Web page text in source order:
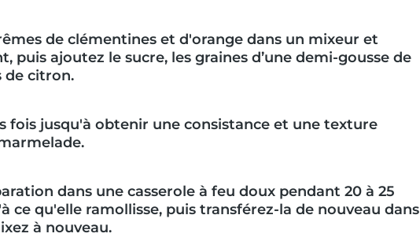
de clémentines et d'orange dans un mixeur et
puis ajoutez le sucre, les graines d’une demi-gousse de
de citron.
fois jusqu'à obtenir une consistance et une texture
dans une casserole à feu doux pendant 20 à 25
ce qu'elle ramollisse, puis transférez-la de nouveau dans
à nouveau.